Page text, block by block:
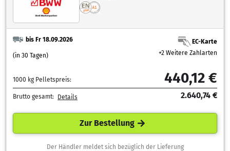
bis Fr 18.09.2026
(in 30 Tagen)
EC-Karte
+2 Weitere Zahlarten
1000 kg Pelletspreis: 440,12 €
Brutto gesamt: Details 2.640,74 €
Zur Bestellung
Der Händler meldet sich bezüglich der Lieferung